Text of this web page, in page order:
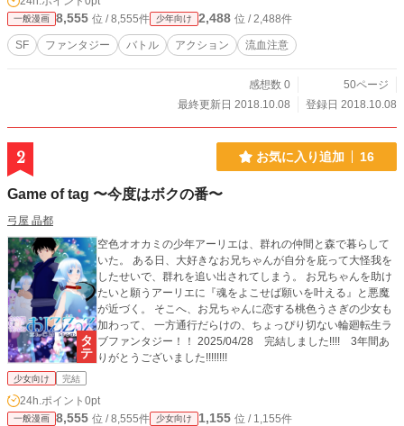
一般漫画 8,555 位 / 8,555件 少年向け 2,488 位 / 2,488件
SF ファンタジー バトル アクション 流血注意
感想数 0
50ページ
最終更新日 2018.10.08
登録日 2018.10.08
2 お気に入り追加 16
Game of tag 〜今度はボクの番〜
弓屋 晶都
空色オオカミの少年アーリエは、群れの仲間と森で暮らして
いた。 ある日、大好きなお兄ちゃんが自分を庇って大怪我を
したせいで、群れを追い出されてしまう。 お兄ちゃんを助け
たいと願うアーリエに『魂をよこせば願いを叶える』と悪魔
が近づく。 そこへ、お兄ちゃんに恋する桃色うさぎの少女も
加わって、 一方通行だらけの、ちょっぴり切ない輪廻転生ラ
ブファンタジー！！ 2025/04/28 完結しました!!!! 3年間あ
りがとうございました!!!!!!!!
少女向け 完結
24h.ポイント 0pt
一般漫画 8,555 位 / 8,555件 少女向け 1,155 位 / 1,155件